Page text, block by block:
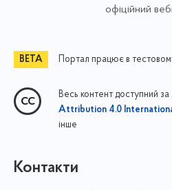
офіційний
Портал працює в
Весь контент доступний за
Attribution 4.0
інше
Контакти